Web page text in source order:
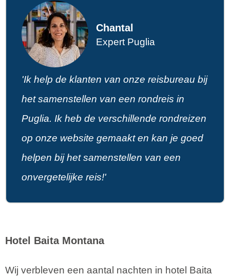
Chantal
Expert Puglia
'Ik help de klanten van onze reisbureau bij
het samenstellen van een rondreis in
Puglia. Ik heb de verschillende rondreizen
op onze website gemaakt en kan je goed
helpen bij het samenstellen van een
onvergetelijke reis!'
Hotel Baita Montana
Wij verbleven een aantal nachten in hotel Baita